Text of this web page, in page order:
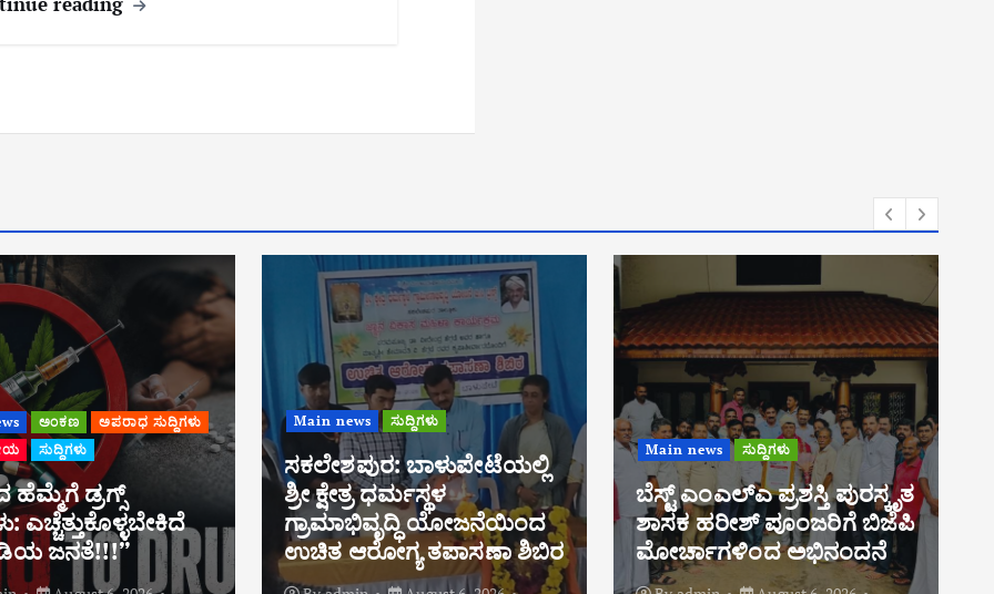
ಸುದ್ದಿಗಳು
ಬಾಳುಪೇಟೆಯಲ್ಲಿ
ಧರ್ಮಸ್ಥಳ
ಯೋಜನೆಯಿಂದ
ತಪಾಸಣಾ ಶಿಬಿರ
Main news ಸುದ್ದಿಗಳು
ಬೆಸ್ಟ್ ಎಂಎಲ್ಎ ಪ್ರಶಸ್ತಿ ಪುರಸ್ಕೃತ
ಶಾಸಕ ಹರೀಶ್ ಪೂಂಜರಿಗೆ ಬಿಜೆಪಿ
ಮೋರ್ಚಾಗಳಿಂದ ಅಭಿನಂದನೆ
Main news ಸುದ್ದಿಗಳು
ಪಶ್ಚಿಮ ಘಟ್ಟ ಪರಿಸರ ಸೂಕ್ಷ್ಮ
ಪ್ರದೇಶ ಕರಡು ಅಧಿಸೂಚನೆಗೆ
ಆಕ್ಷೇಪಣೆ ಸಲ್ಲಿಸಿ: ಶಾಸಕ ಹರೀಶ್
ಪೂಂಜ ಕರೆ